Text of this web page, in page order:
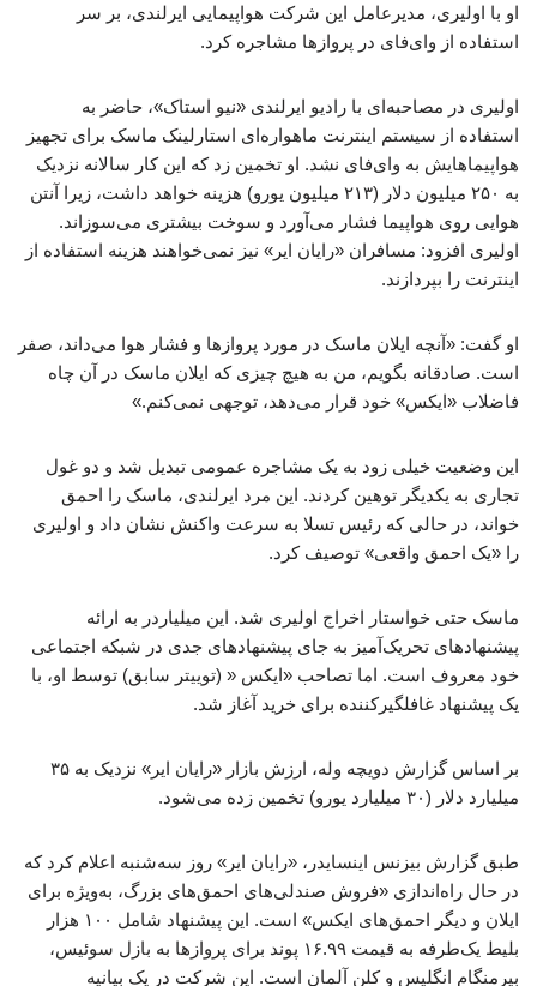
او با اولیری، مدیرعامل این شرکت هواپیمایی ایرلندی، بر سر
استفاده از وای‌فای در پروازها مشاجره کرد.
اولیری در مصاحبه‌ای با رادیو ایرلندی «نیو استاک»، حاضر به
استفاده از سیستم اینترنت ماهواره‌ای استارلینک ماسک برای تجهیز
هواپیماهایش به وای‌فای نشد. او تخمین زد که این کار سالانه نزدیک
به ۲۵۰ میلیون دلار (۲۱۳ میلیون یورو) هزینه خواهد داشت، زیرا آنتن
هوایی روی هواپیما فشار می‌آورد و سوخت بیشتری می‌سوزاند.
اولیری افزود: مسافران «رایان ایر» نیز نمی‌خواهند هزینه استفاده از
اینترنت را بپردازند.
او گفت: «آنچه ایلان ماسک در مورد پروازها و فشار هوا می‌داند، صفر
است. صادقانه بگویم، من به هیچ چیزی که ایلان ماسک در آن چاه
فاضلاب «ایکس» خود قرار می‌دهد، توجهی نمی‌کنم.»
این وضعیت خیلی زود به یک مشاجره عمومی تبدیل شد و دو غول
تجاری به یکدیگر توهین کردند. این مرد ایرلندی، ماسک را احمق
خواند، در حالی که رئیس تسلا به سرعت واکنش نشان داد و اولیری
را «یک احمق واقعی» توصیف کرد.
ماسک حتی خواستار اخراج اولیری شد. این میلیاردر به ارائه
پیشنهادهای تحریک‌آمیز به جای پیشنهادهای جدی در شبکه اجتماعی
خود معروف است. اما تصاحب «ایکس « (توییتر سابق) توسط او، با
یک پیشنهاد غافلگیرکننده برای خرید آغاز شد.
بر اساس گزارش دویچه وله، ارزش بازار «رایان ایر» نزدیک به ۳۵
میلیارد دلار (۳۰ میلیارد یورو) تخمین زده می‌شود.
طبق گزارش بیزنس اینسایدر، «رایان ایر» روز سه‌شنبه اعلام کرد که
در حال راه‌اندازی «فروش صندلی‌های احمق‌های بزرگ، به‌ویژه برای
ایلان و دیگر احمق‌های ایکس» است. این پیشنهاد شامل ۱۰۰ هزار
بلیط یک‌طرفه به قیمت ۱۶.۹۹ پوند برای پروازها به بازل سوئیس،
بیرمنگام انگلیس و کلن آلمان است. این شرکت در یک بیانیه